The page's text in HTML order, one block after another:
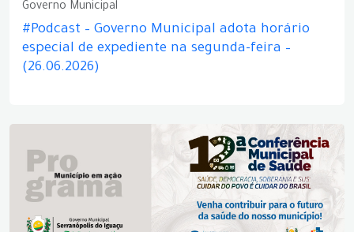
Governo Municipal
#Podcast – Governo Municipal adota horário
especial de expediente na segunda-feira –
(26.06.2026)